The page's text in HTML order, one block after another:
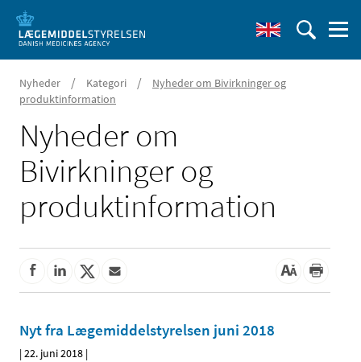
Nyheder / Kategori /
Nyheder om Bivirkninger og
produktinformation
Nyheder om
Bivirkninger og
produktinformation
Nyt fra Lægemiddelstyrelsen juni 2018
|22. juni 2018 |